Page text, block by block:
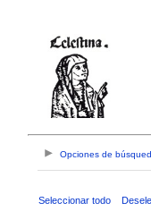
Opciones de
Seleccionar todo